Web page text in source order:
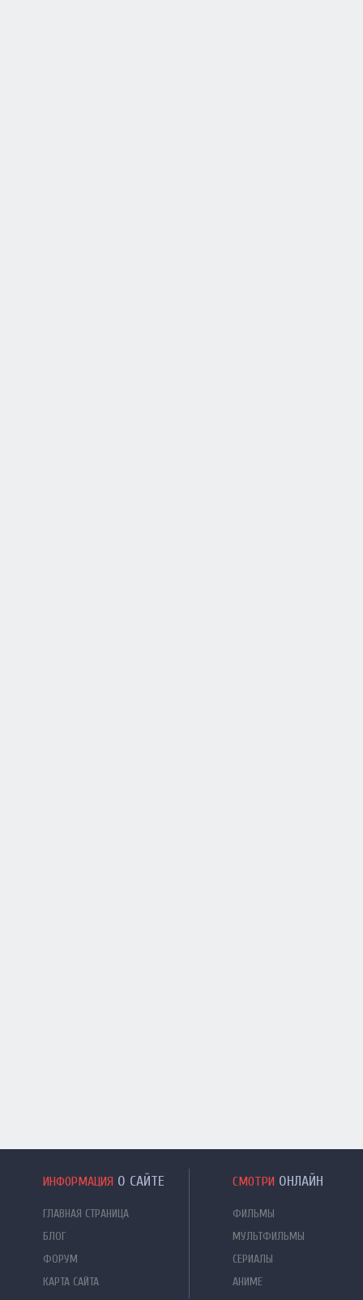
ИНФОРМАЦИЯ О САЙТЕ
ГЛАВНАЯ СТРАНИЦА
БЛОГ
ФОРУМ
КАРТА САЙТА
СМОТРИ ОНЛАЙН
ФИЛЬМЫ
МУЛЬТФИЛЬМЫ
СЕРИАЛЫ
АНИМЕ